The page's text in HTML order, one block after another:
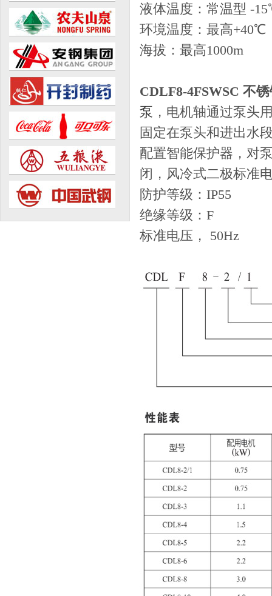
液体温度：常温型 -
环境温度：最高+40℃
海拔：最高1000m
CDLF8-4FSWSC 不
泵 ，电机轴通过泵头
固定在泵头和进出水
配置智能保护器，对
闭，风冷式二极标准
防护等级：IP55
绝缘等级：F
标准电压， 50Hz